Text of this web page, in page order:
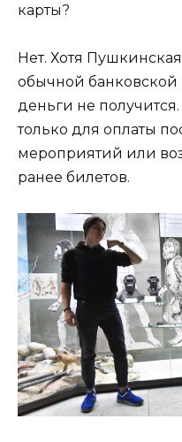
карты?
Нет. Хотя Пушкинская
обычной банковской
деньги не
только для оплаты
мероприятий или
ранее билетов.